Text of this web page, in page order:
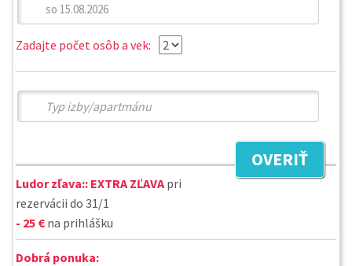
Zadajte počet osôb a vek:
OVERIŤ
Ludor zľava:: EXTRA ZĽAVA pri
rezervácii do 31/1
- 25 € na prihlášku
Dobrá ponuka: